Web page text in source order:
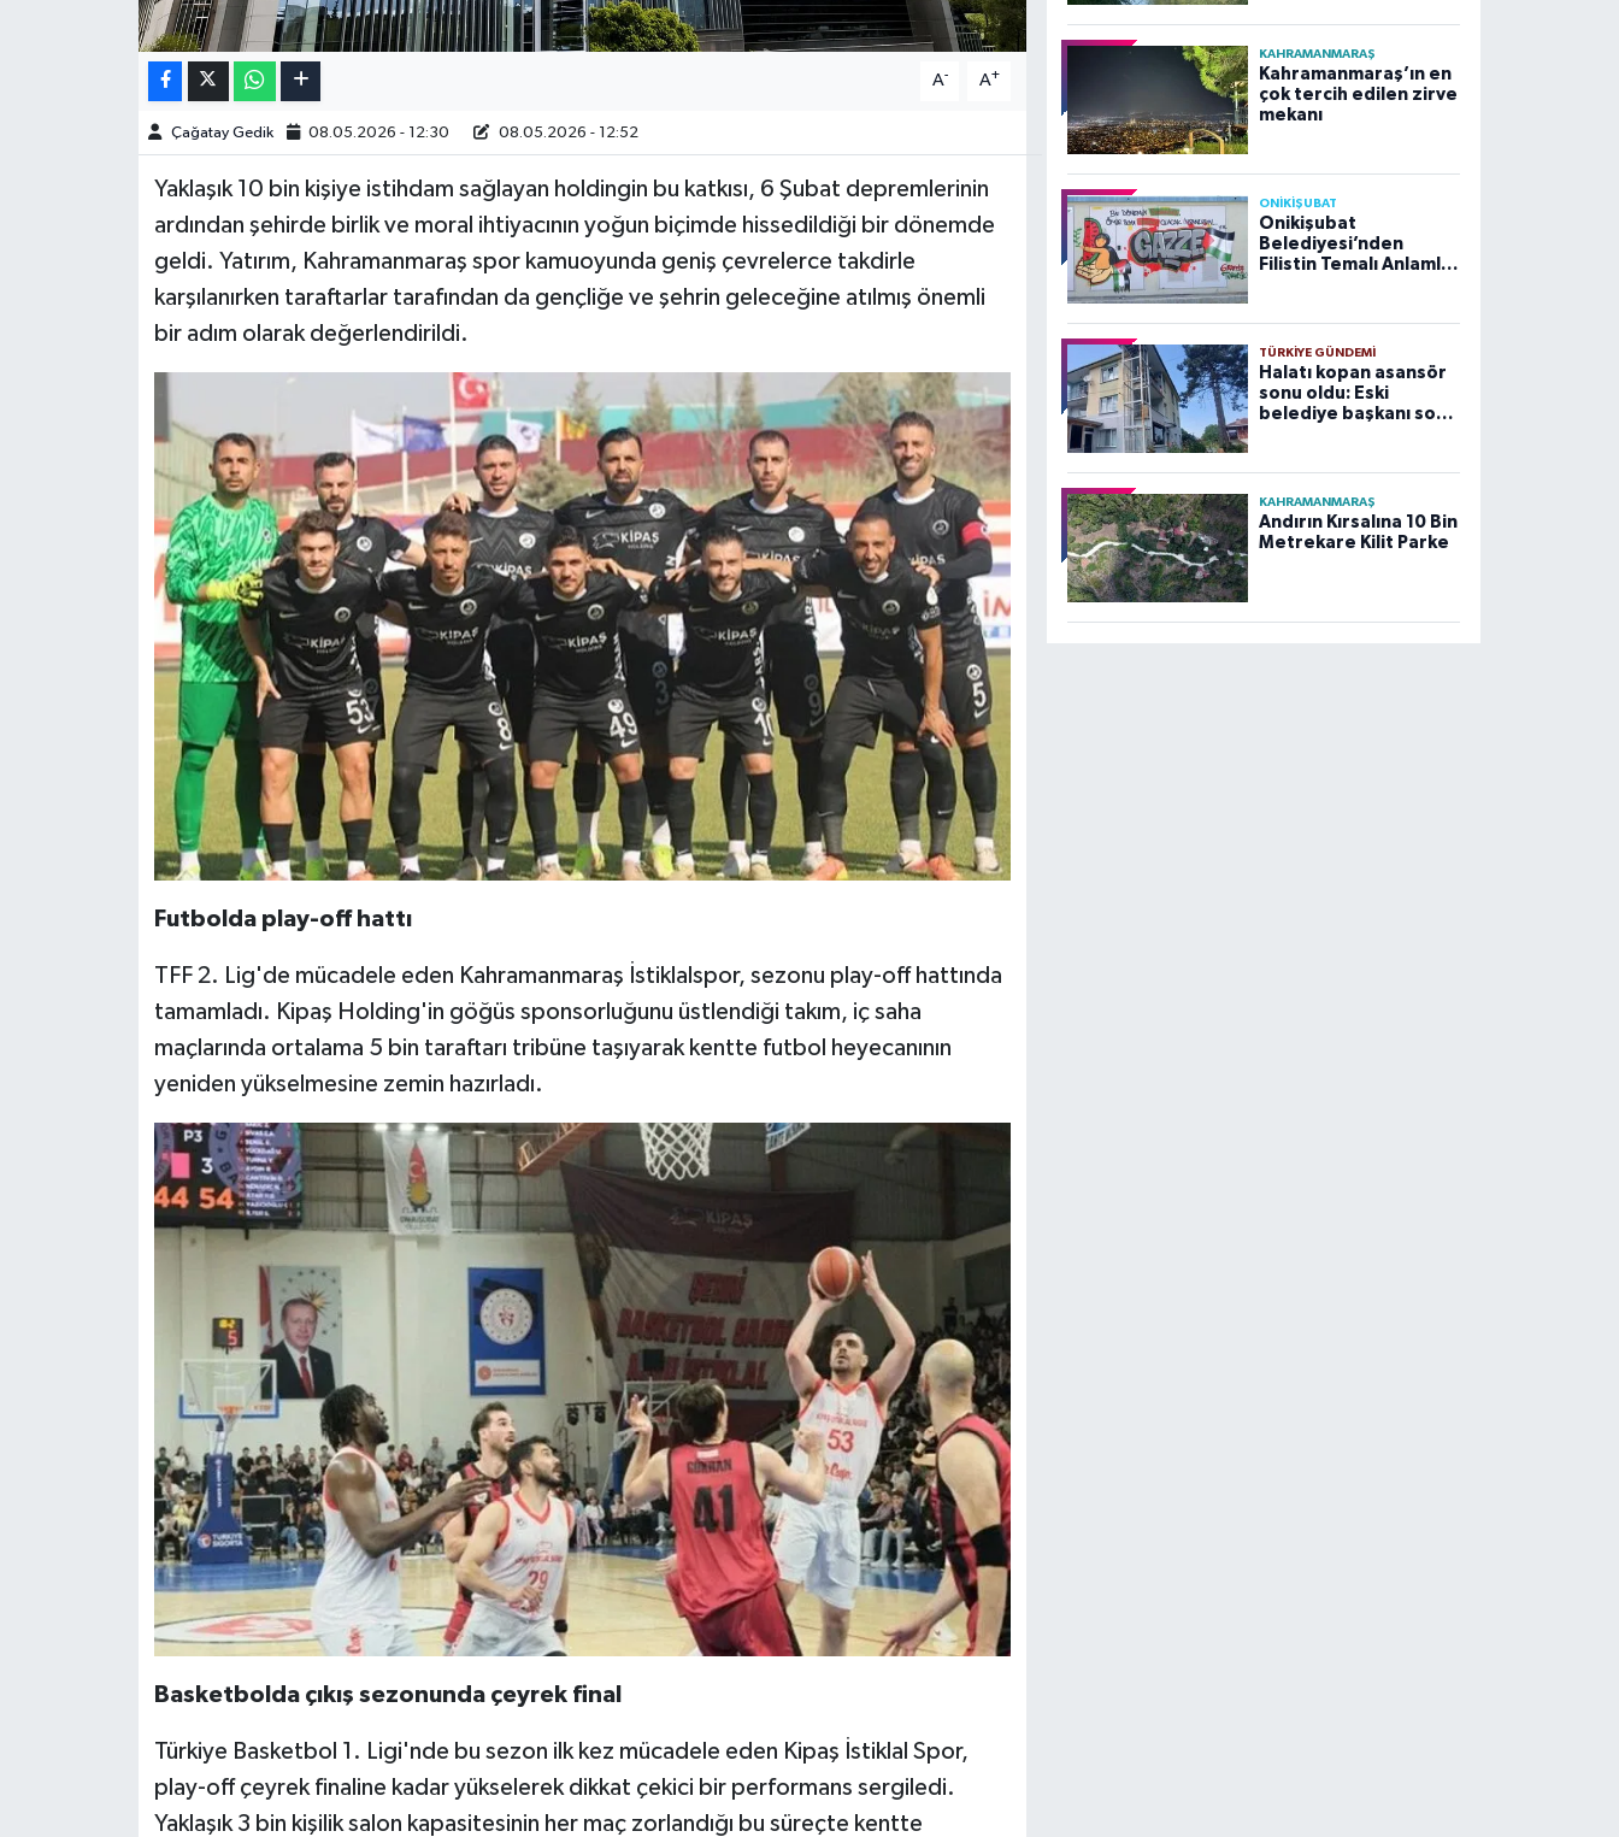
A- A+
Çağatay Gedik 08.05.2026 - 12:30 08.05.2026 - 12:52
Yaklaşık 10 bin kişiye istihdam sağlayan holdingin bu katkısı, 6 Şubat depremlerinin
ardından şehirde birlik ve moral ihtiyacının yoğun biçimde hissedildiği bir dönemde
geldi. Yatırım, Kahramanmaraş spor kamuoyunda geniş çevrelerce takdirle
karşılanırken taraftarlar tarafından da gençliğe ve şehrin geleceğine atılmış önemli
bir adım olarak değerlendirildi.
Futbolda play-off hattı
TFF 2. Lig'de mücadele eden Kahramanmaraş İstiklalspor, sezonu play-off hattında
tamamladı. Kipaş Holding'in göğüs sponsorluğunu üstlendiği takım, iç saha
maçlarında ortalama 5 bin taraftarı tribüne taşıyarak kentte futbol heyecanının
yeniden yükselmesine zemin hazırladı.
Basketbolda çıkış sezonunda çeyrek final
Türkiye Basketbol 1. Ligi'nde bu sezon ilk kez mücadele eden Kipaş İstiklal Spor,
play-off çeyrek finaline kadar yükselerek dikkat çekici bir performans sergiledi.
Yaklaşık 3 bin kişilik salon kapasitesinin her maç zorlandığı bu süreçte kentte
KAHRAMANMARAŞ
Kahramanmaraş’ın en
çok tercih edilen zirve
mekanı
ONİKİŞUBAT
Onikişubat
Belediyesi’nden
Filistin Temalı Anlamlı
TÜRKIYE GÜNDEMI
Halatı kopan asansör
sonu oldu: Eski
belediye başkanı son
KAHRAMANMARAŞ
Andırın Kırsalına 10 Bin
Metrekare Kilit Parke